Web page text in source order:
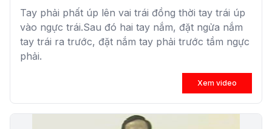
Tay phải phất úp lên vai trái đồng thời tay trái úp
vào ngực trái.Sau đó hai tay nắm, đặt ngửa nắm
tay trái ra trước, đặt nắm tay phải trước tầm ngực
phải.
Xem video